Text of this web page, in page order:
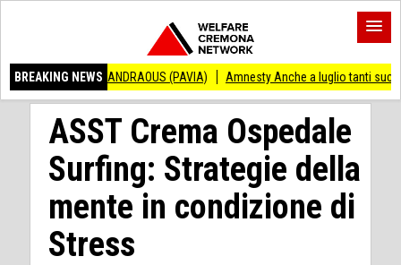
BREAKING NEWS
ANDRAOUS (PAVIA) Amnesty Anche a luglio tanti successi ed
ASST Crema Ospedale
Surfing: Strategie della
mente in condizione di
Stress